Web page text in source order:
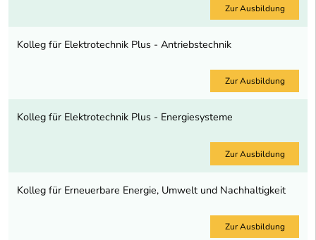
Zur Ausbildung
Kolleg für Elektrotechnik Plus - Antriebstechnik
Zur Ausbildung
Kolleg für Elektrotechnik Plus - Energiesysteme
Zur Ausbildung
Kolleg für Erneuerbare Energie, Umwelt und Nachhaltigkeit
Zur Ausbildung